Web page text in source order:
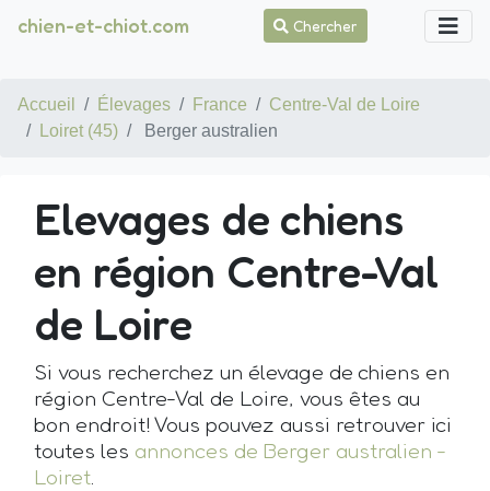
chien-et-chiot.com Chercher
Accueil Élevages France
Centre-Val de Loire
Loiret (45)
Berger australien
Elevages de chiens
en région Centre-Val
de Loire
Si vous recherchez un élevage de chiens en
région Centre-Val de Loire, vous êtes au
bon endroit! Vous pouvez aussi retrouver ici
toutes les annonces de Berger australien -
Loiret.